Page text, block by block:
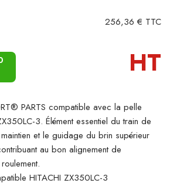
256,36 € TTC
HT
PARTS compatible avec la pelle
3. Élément essentiel du train de
et le guidage du brin supérieur
au bon alignement de
HITACHI ZX350LC-3